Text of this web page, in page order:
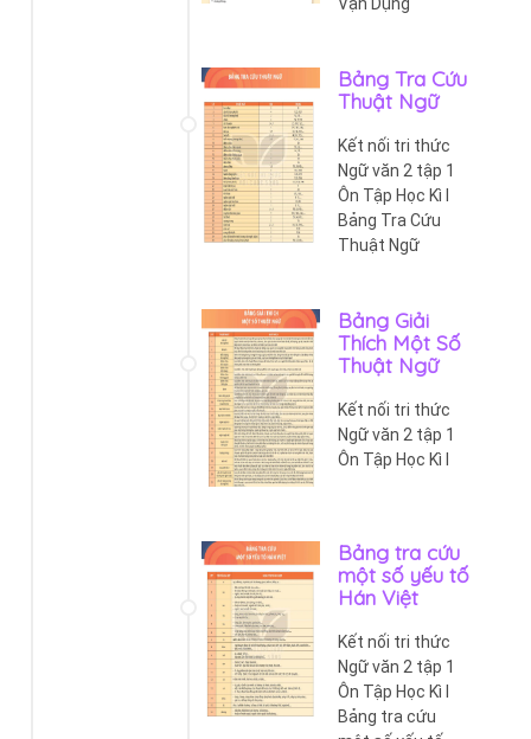
Bảng Tra Cứu
Thuật Ngữ
Kết nối tri thức
Ngữ văn 2 tập 1
Ôn Tập Học Kì I
Bảng Tra Cứu
Thuật Ngữ
Bảng Giải
Thích Một Số
Thuật Ngữ
Kết nối tri thức
Ngữ văn 2 tập 1
Ôn Tập Học Kì I
Bảng tra cứu
một số yếu tố
Hán Việt
Kết nối tri thức
Ngữ văn 2 tập 1
Ôn Tập Học Kì I
Bảng tra cứu